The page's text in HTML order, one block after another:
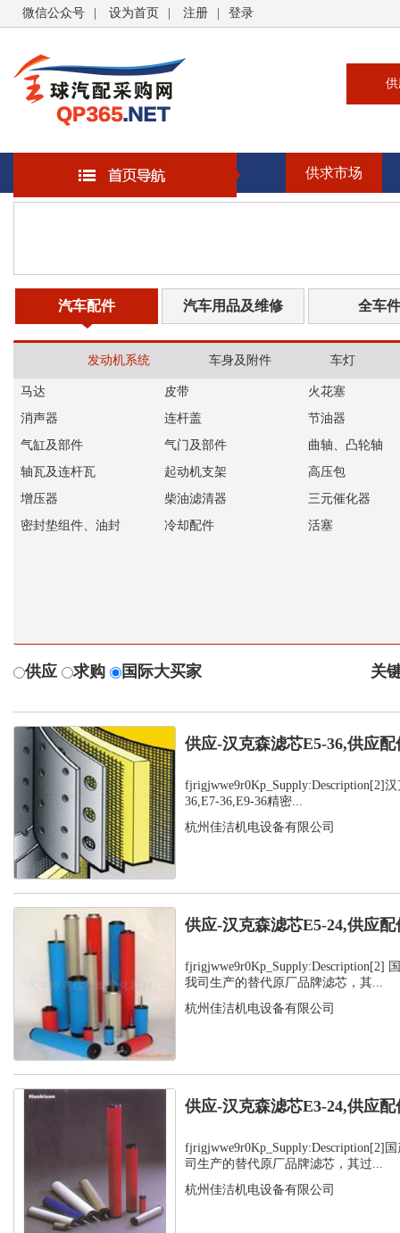
微信公众号 设为首页 注册 登录
供求市场
汽车配件 汽车用品及维修 全车件
发动机系统 车身及附件 车灯
马达 皮带
火花塞
消声器
连杆盖
节油器
气缸及部件
气门及部件
曲轴、凸轮轴
轴瓦及连杆瓦
起动机支架
高压包
增压器
柴油滤清器
三元催化器
密封垫组件、油封
冷却配件 活塞
供应 求购 国际大买家 关
供应-汉克森滤芯E5-36,供应配
fjrigjwwe9r0Kp_Supply:Description[2]
36,E7-36,E9-36精密...
杭州佳洁机电设备有限公司
供应-汉克森滤芯E5-24,供应配
fjrigjwwe9r0Kp_Supply:Description[2]
我司生产的替代原厂品牌滤芯，其...
杭州佳洁机电设备有限公司
供应-汉克森滤芯E3-24,供应配
fjrigjwwe9r0Kp_Supply:Description[2]
司生产的替代原厂品牌滤芯，其过...
杭州佳洁机电设备有限公司